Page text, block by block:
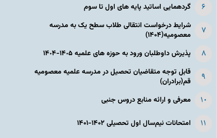
گردهمایی اساتید پایه های اول تا سوم
شرایط درخواست انتقالی طلاب سطح یک به مدرسه
معصومیه(۱۴۰۴)
پذیرش داوطلبان ورود به حوزه های علمیه ١۴٠۵-١۴٠۴
قابل توجه متقاضیان تحصیل در مدرسه علمیه معصومیه
قم(برادران)
معرفی و ارائه منابع دروس جنبی
امتحانات نیم‌سال اول تحصیلی ۱۴۰۲-۱۴۰۱